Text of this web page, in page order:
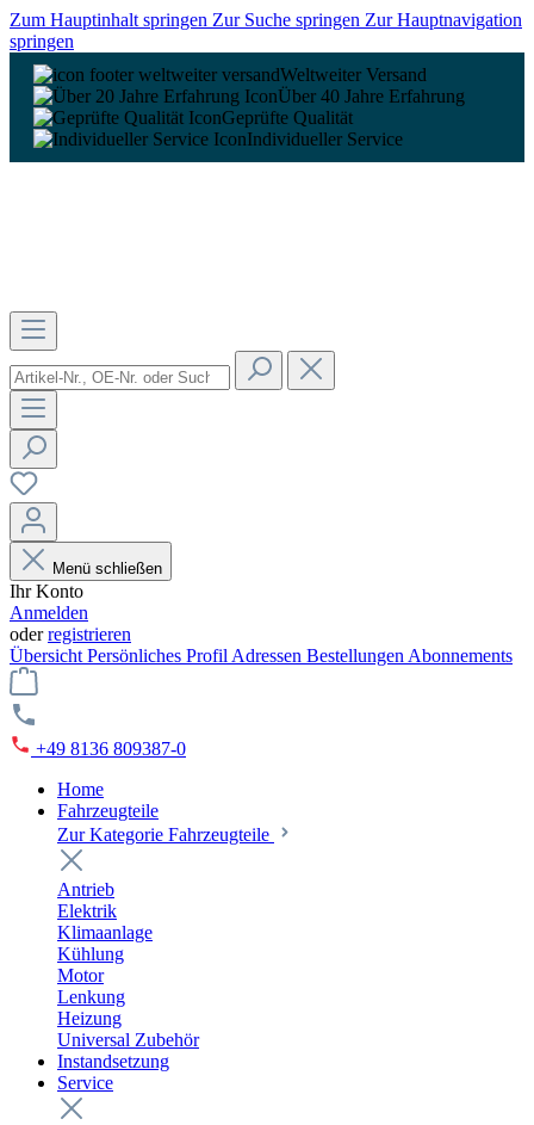
Zum Hauptinhalt springen Zur Suche springen Zur Hauptnavigation
springen
Weltweiter Versand
Über 40 Jahre Erfahrung
Geprüfte Qualität
Individueller Service
Menü schließen
Ihr Konto
Anmelden
oderregistrieren
Übersicht Persönliches Profil Adressen Bestellungen Abonnements
+49 8136 809387-0
Home
Fahrzeugteile
Zur Kategorie Fahrzeugteile
Antrieb
Elektrik
Klimaanlage
Kühlung
Motor
Lenkung
Heizung
Universal Zubehör
Instandsetzung
Service